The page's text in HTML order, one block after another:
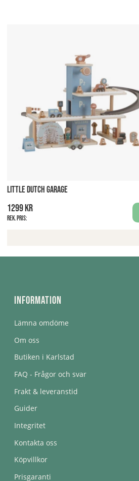
LITTLE DUTCH GARAGE
1299 kr
Rek. pris:
Information
Lämna omdöme
Om oss
Butiken i Karlstad
FAQ - Frågor och svar
Frakt & leveranstid
Guider
Integritet
Kontakta oss
Köpvillkor
Prisgaranti